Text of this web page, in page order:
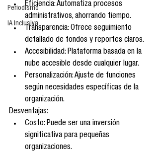
Periodismo
IA Inclusiva
Eficiencia: Automatiza procesos
administrativos, ahorrando tiempo.
Transparencia: Ofrece seguimiento
detallado de fondos y reportes claros.
Accesibilidad: Plataforma basada en la
nube accesible desde cualquier lugar.
Personalización: Ajuste de funciones
según necesidades específicas de la
organización.
Desventajas:
Costo: Puede ser una inversión
significativa para pequeñas
organizaciones.